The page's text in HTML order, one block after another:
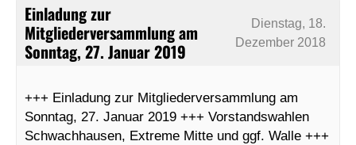
Einladung zur
Mitgliederversammlung am
Sonntag, 27. Januar 2019
Dienstag, 18.
Dezember 2018
+++ Einladung zur Mitgliederversammlung am
Sonntag, 27. Januar 2019 +++ Vorstandswahlen
Schwachhausen, Extreme Mitte und ggf. Walle +++